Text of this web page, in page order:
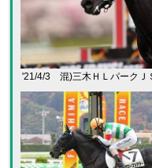
'21/4/3 混)三木ＨＬパークＪ